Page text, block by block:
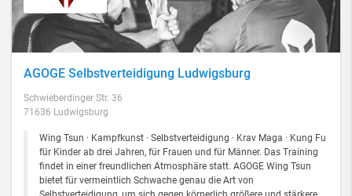
AGOGE Selbstverteidigung Ludwigsburg
Schwieberdinger Str. 36
71636 Ludwigsburg
Wing Tsun · Kampfkunst · Selbstverteidigung · Krav Maga · Kung Fu
für Kinder ab drei Jahren, für Frauen und für Männer. Das Training
findet in einer freundlichen Atmosphäre statt. AGOGE Wing Tsun
bietet für vermeintlich Schwache genau die Art von